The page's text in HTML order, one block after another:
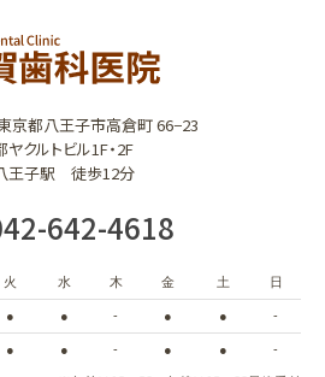
京都八王子市高倉町 66−23
ヤクルトビル1F・2F
王子駅 徒歩12分
642-4618
火 水 木 金 土 日
● ● - ● ● -
● ● - ● ● -